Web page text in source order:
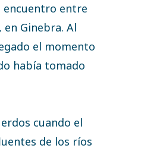
encuentro entre
Ginebra. Al
el momento
había tomado
cuando el
de los ríos